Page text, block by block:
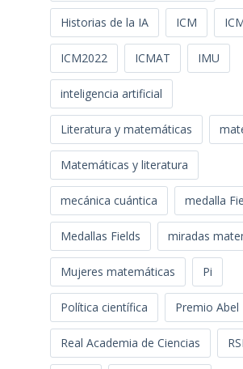
Historias de la IA ICM
ICM2022 ICMAT IMU
inteligencia artificial
Literatura y matemáticas
Matemáticas y literatura
mecánica cuántica medalla
Medallas Fields miradas
Mujeres matemáticas Pi
Política científica Premio Abel
Real Academia de Ciencias